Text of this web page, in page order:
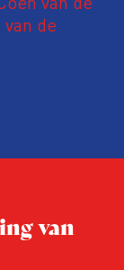
de
tussen
de
met
van